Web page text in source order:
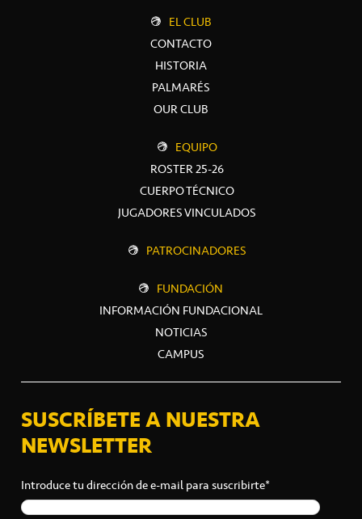
EL CLUB
CONTACTO
HISTORIA
PALMARÉS
OUR CLUB
EQUIPO
ROSTER 25-26
CUERPO TÉCNICO
JUGADORES VINCULADOS
PATROCINADORES
FUNDACIÓN
INFORMACIÓN FUNDACIONAL
NOTICIAS
CAMPUS
SUSCRÍBETE A NUESTRA
NEWSLETTER
Introduce tu dirección de e-mail para suscribirte*